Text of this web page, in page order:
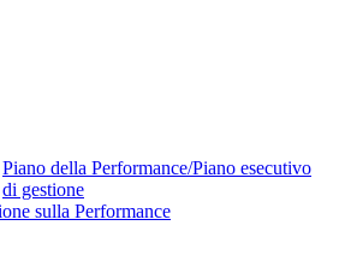
Piano della Performance/Piano esecutivo
di gestione
sulla Performance